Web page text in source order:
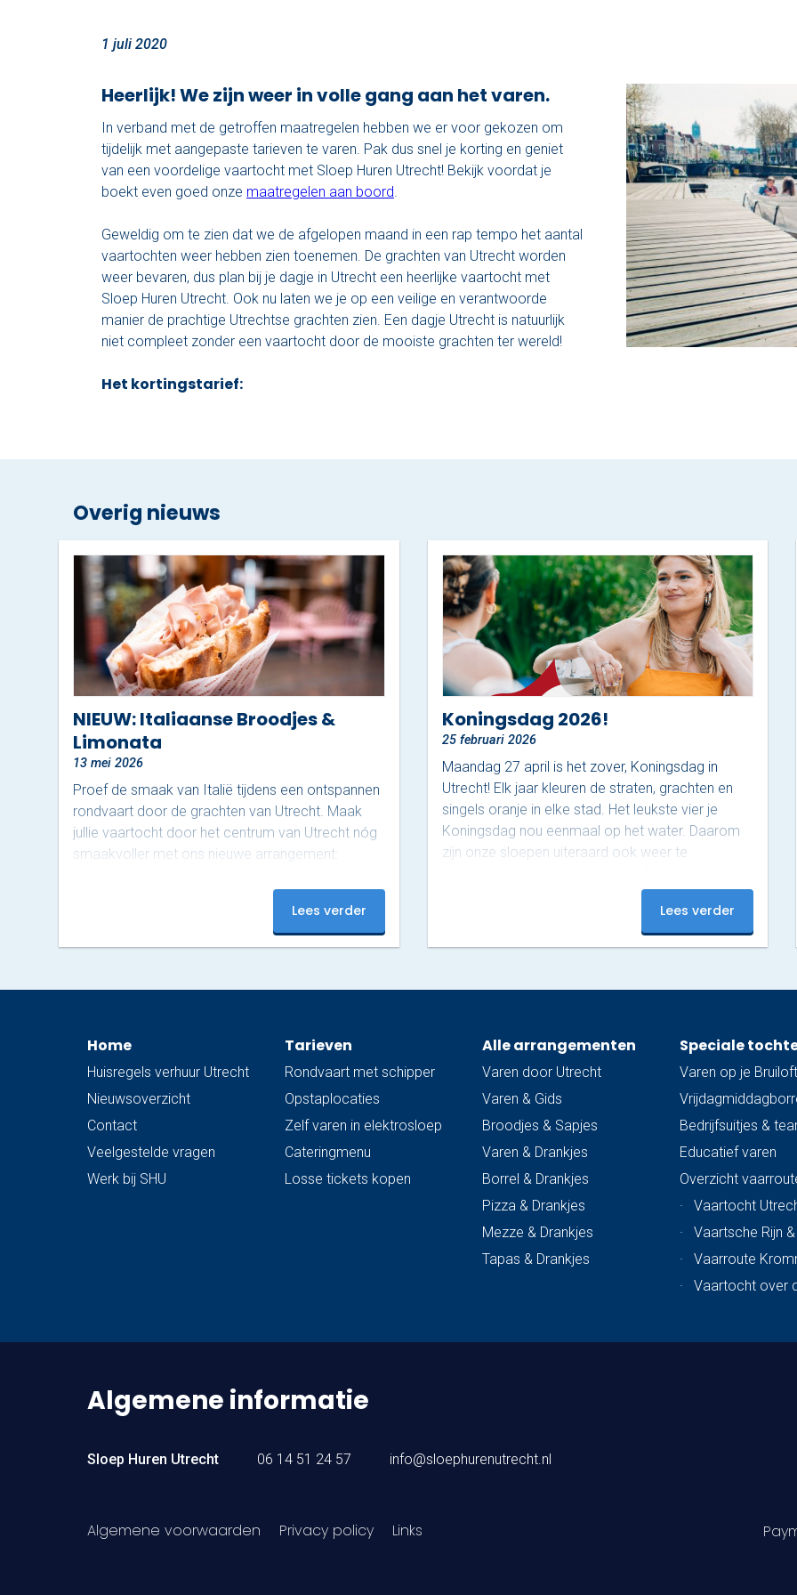
1 juli 2020
Heerlijk! We zijn weer in volle gang aan het varen.
In verband met de getroffen maatregelen hebben we er voor gekozen om
tijdelijk met aangepaste tarieven te varen. Pak dus snel je korting en geniet
van een voordelige vaartocht met Sloep Huren Utrecht! Bekijk voordat je
boekt even goed onze maatregelen aan boord.
Geweldig om te zien dat we de afgelopen maand in een rap tempo het aantal
vaartochten weer hebben zien toenemen. De grachten van Utrecht worden
weer bevaren, dus plan bij je dagje in Utrecht een heerlijke vaartocht met
Sloep Huren Utrecht. Ook nu laten we je op een veilige en verantwoorde
manier de prachtige Utrechtse grachten zien. Een dagje Utrecht is natuurlijk
niet compleet zonder een vaartocht door de mooiste grachten ter wereld!
Het kortingstarief:
Overig nieuws
NIEUW: Italiaanse Broodjes &
Limonata
13 mei 2026
Proef de smaak van Italië tijdens een ontspannen
rondvaart door de grachten van Utrecht. Maak
jullie vaartocht door het centrum van Utrecht nóg
smaakvoller met ons nieuwe arrangement:
schipper jullie ontspannen rondvaart langs de
grachten, genieten jullie aan boord van rijkelijk
belegde Italiaanse broodjes, ook wel ‘schiacciata’
volgens een…
Lees verder
Koningsdag 2026!
25 februari 2026
Maandag 27 april is het zover, Koningsdag in
Utrecht! Elk jaar kleuren de straten, grachten en
singels oranje in elke stad. Het leukste vier je
Koningsdag nou eenmaal op het water. Daarom
zijn onze sloepen uiteraard ook weer te
helemaal vol tijdens deze populaire dag, maar ’s
avonds zijn er nog plekjes vrij! Op dit moment
hebben we nog 3 sloepen beschikbaar van 18:00
Lees verder
Home
Huisregels verhuur Utrecht
Nieuwsoverzicht
Contact
Veelgestelde vragen
Werk bij SHU
Tarieven
Rondvaart met schipper
Opstaplocaties
Zelf varen in elektrosloep
Cateringmenu
Losse tickets kopen
Alle arrangementen
Varen door Utrecht
Varen & Gids
Broodjes & Sapjes
Varen & Drankjes
Borrel & Drankjes
Pizza & Drankjes
Mezze & Drankjes
Tapas & Drankjes
Speciale
Varen op je Bruiloft
Bedrijfsuitjes &
Educatief varen
Overzicht
·
Vaartocht
·
Vaartsche Rijn
·
Vaarroute
·
Vaartocht over
Algemene informatie
Sloep Huren Utrecht 06 14 51 24 57 info@sloephurenutrecht.nl
Algemene voorwaarden Privacy policy Links